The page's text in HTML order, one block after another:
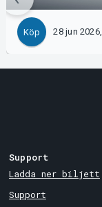
Köp 28 jun
Support
Ladda ner biljett
Support